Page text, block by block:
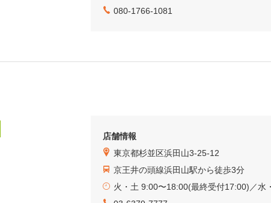
080-1766-1081
店舗情報
東京都杉並区浜田山3-25-12
京王井の頭線浜田山駅から徒歩3分
火・土 9:00〜18:00(最終受付17:00)／